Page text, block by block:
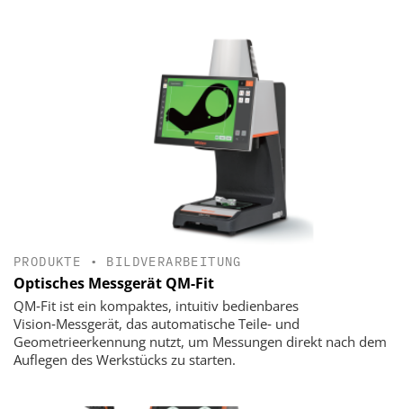
PRODUKTE • BILDVERARBEITUNG
Optisches Messgerät QM-Fit
QM‑Fit ist ein kompaktes, intuitiv bedienbares
Vision‑Messgerät, das automatische Teile‑ und
Geometrieerkennung nutzt, um Messungen direkt nach dem
Auflegen des Werkstücks zu starten.